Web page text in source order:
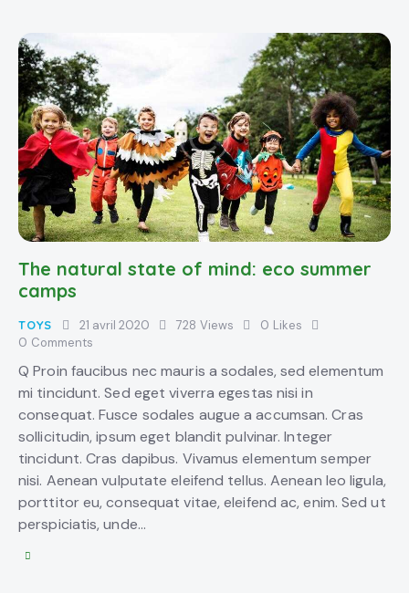
The natural state of mind: eco summer
camps
TOYS 21 avril 2020 728 Views 0 Likes
0 Comments
Q Proin faucibus nec mauris a sodales, sed elementum
mi tincidunt. Sed eget viverra egestas nisi in
consequat. Fusce sodales augue a accumsan. Cras
sollicitudin, ipsum eget blandit pulvinar. Integer
tincidunt. Cras dapibus. Vivamus elementum semper
nisi. Aenean vulputate eleifend tellus. Aenean leo ligula,
porttitor eu, consequat vitae, eleifend ac, enim. Sed ut
perspiciatis, unde…